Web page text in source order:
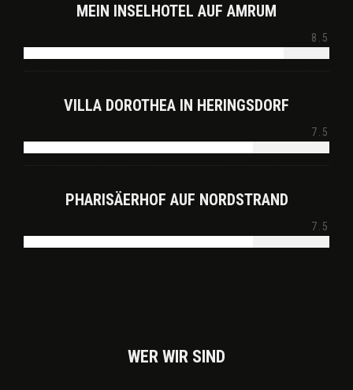
MEIN INSELHOTEL AUF AMRUM
8.5
VILLA DOROTHEA IN HERINGSDORF
7.5
PHARISÄERHOF AUF NORDSTRAND
7.5
WER WIR SIND